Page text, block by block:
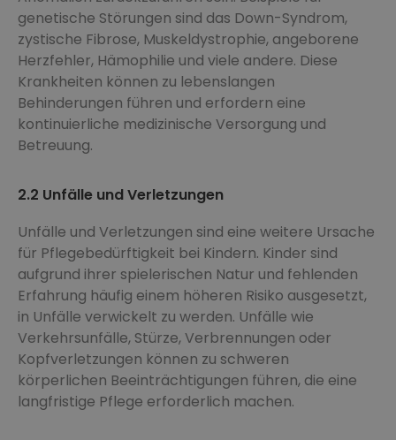
genetische Störungen sind das Down-Syndrom,
zystische Fibrose, Muskeldystrophie, angeborene
Herzfehler, Hämophilie und viele andere. Diese
Krankheiten können zu lebenslangen
Behinderungen führen und erfordern eine
kontinuierliche medizinische Versorgung und
Betreuung.
2.2 Unfälle und Verletzungen
Unfälle und Verletzungen sind eine weitere Ursache
für Pflegebedürftigkeit bei Kindern. Kinder sind
aufgrund ihrer spielerischen Natur und fehlenden
Erfahrung häufig einem höheren Risiko ausgesetzt,
in Unfälle verwickelt zu werden. Unfälle wie
Verkehrsunfälle, Stürze, Verbrennungen oder
Kopfverletzungen können zu schweren
körperlichen Beeinträchtigungen führen, die eine
langfristige Pflege erforderlich machen.